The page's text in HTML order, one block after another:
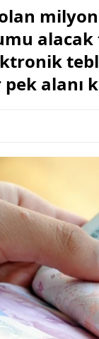
olan
alacak
alanı